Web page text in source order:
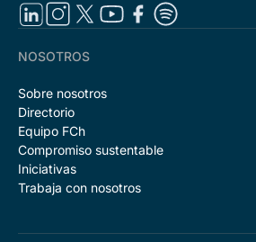
NOSOTROS
Sobre nosotros
Directorio
Equipo FCh
Compromiso sustentable
Iniciativas
Trabaja con nosotros